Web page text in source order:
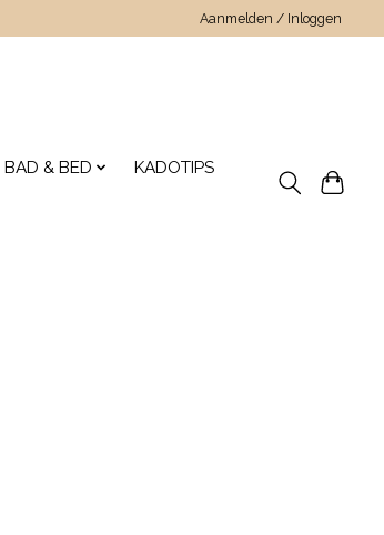
Aanmelden / Inloggen
BAD & BED
KADOTIPS